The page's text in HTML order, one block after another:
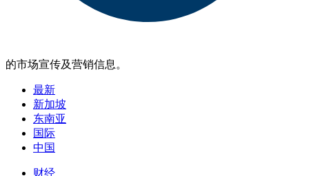
的市场宣传及营销信息。
最新
新加坡
东南亚
国际
中国
财经